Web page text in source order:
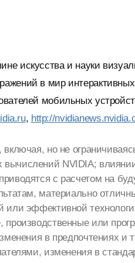
искусства и науки
в мир
мобильных
, http://
включая, но не
NVIDIA;
с расчетом на
материально
или эффективной
производственные или
в предпочтениях и
изменения в